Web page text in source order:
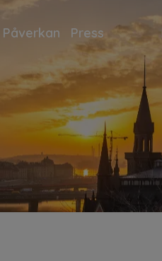
Påverkan Press